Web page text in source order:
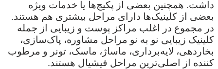
داشت. همچنین بعضی از پکیچ‌ها یا خدمات ویژه
بعضی از کلینیک‌ها دارای مراحل بیشتری هم هستند.
در مجموع در اغلب مراکز پوست و زیبایی از جمله
کلینیک زیبایی نو به نو مراحل مشاوره، پاک‌سازی،
بخاردهی، لایه‌برداری، ماساژ، ماسک، تونر و مرطوب
کننده از اصلی‌ترین مراحل فیشیال هستند.